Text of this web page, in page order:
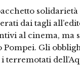
dai tagli
al cinema, ma
Gli
terremotati